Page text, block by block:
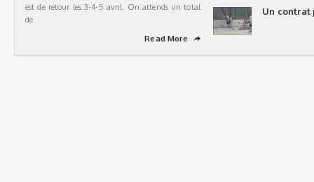
est de retour les 3-4-5 avril. On attends un total
de
Read More
➦
Un contrat